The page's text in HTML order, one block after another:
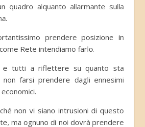
quadro alquanto allarmante sulla
prendere posizione in
Rete intendiamo farlo.
e tutti a riflettere su quanto sta
farsi prendere dagli ennesimi
non vi siano intrusioni di questo
ma ognuno di noi dovrà prendere